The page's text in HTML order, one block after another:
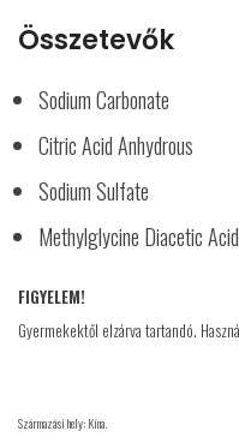
Összetevők
Sodium Carbonate
Citric Acid Anhydrous
Sodium Sulfate
Methylglycine Diacetic
FIGYELEM!
Gyermekektől elzárva tartandó.
Származási hely: Kína.